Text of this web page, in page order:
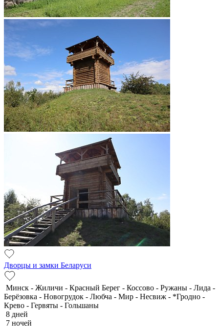
Дворцы и замки Беларуси
Минск - Жиличи - Красный Берег - Коссово - Ружаны - Лида -
Берёзовка - Новогрудок - Любча - Мир - Несвиж - *Гродно -
Крево - Гервяты - Гольшаны
8 дней
7 ночей